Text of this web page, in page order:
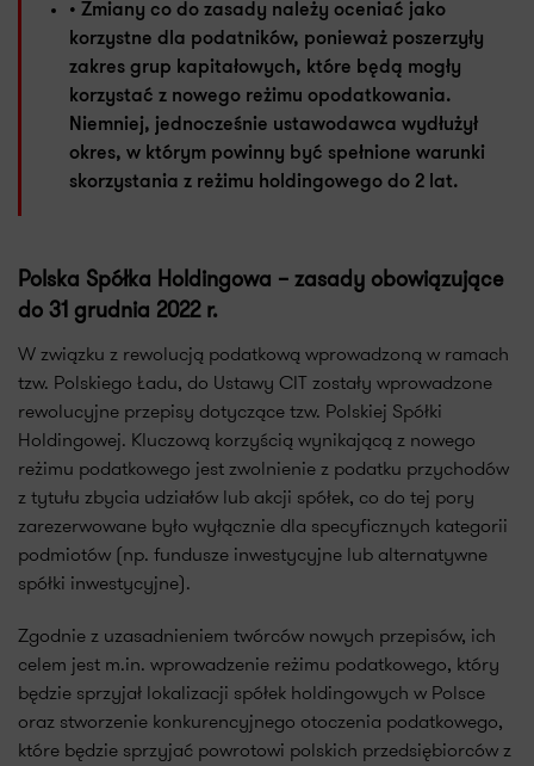
• Zmiany co do zasady należy oceniać jako
korzystne dla podatników, ponieważ poszerzyły
zakres grup kapitałowych, które będą mogły
korzystać z nowego reżimu opodatkowania.
Niemniej, jednocześnie ustawodawca wydłużył
okres, w którym powinny być spełnione warunki
skorzystania z reżimu holdingowego do 2 lat.
Polska Spółka Holdingowa – zasady obowiązujące
do 31 grudnia 2022 r.
W związku z rewolucją podatkową wprowadzoną w ramach
tzw. Polskiego Ładu, do Ustawy CIT zostały wprowadzone
rewolucyjne przepisy dotyczące tzw. Polskiej Spółki
Holdingowej. Kluczową korzyścią wynikającą z nowego
reżimu podatkowego jest zwolnienie z podatku przychodów
z tytułu zbycia udziałów lub akcji spółek, co do tej pory
zarezerwowane było wyłącznie dla specyficznych kategorii
podmiotów (np. fundusze inwestycyjne lub alternatywne
spółki inwestycyjne).
Zgodnie z uzasadnieniem twórców nowych przepisów, ich
celem jest m.in. wprowadzenie reżimu podatkowego, który
będzie sprzyjał lokalizacji spółek holdingowych w Polsce
oraz stworzenie konkurencyjnego otoczenia podatkowego,
które będzie sprzyjać powrotowi polskich przedsiębiorców z